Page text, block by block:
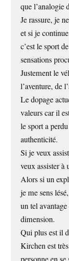
que l’analogie
Je rassure, je
et si je
c’est le sport
sensations
Justement le
l’aventure, de
Le dopage
valeurs car il
le sport a
authenticité.
Si je veux
veux assister
Alors si un
je me sens
un tel
dimension.
Qui plus est il
Kirchen est